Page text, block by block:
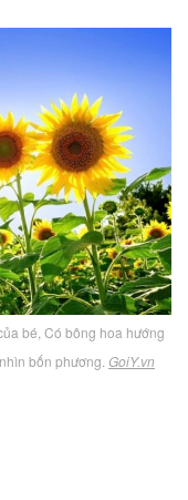
bé, Có bông hoa hướng
bốn phương. GoiY.vn